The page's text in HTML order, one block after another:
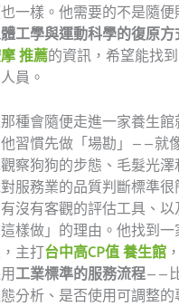
一樣。他需要的不是隨
工學與運動科學的復原方
推薦的資訊，希望能找
員。
種會隨便走進一家養生
習慣先做「場勘」——就
察狗狗的步態、毛髮光
服務業的品質判斷標準
沒有客觀的評估工具、
這樣做」的理由。他找到
主打台中高CP值 養生館
工業標準的服務流程——
分析、是否使用可調整